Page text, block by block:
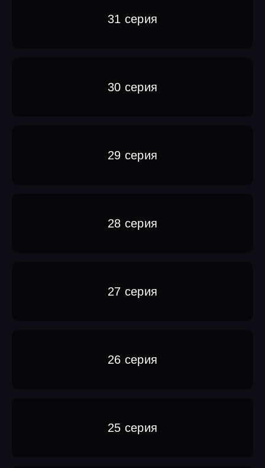
31 серия
30 серия
29 серия
28 серия
27 серия
26 серия
25 серия